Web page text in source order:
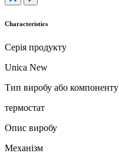
Characteristics
Серія продукту
Unica New
Тип виробу або компоненту
термостат
Опис виробу
Механізм